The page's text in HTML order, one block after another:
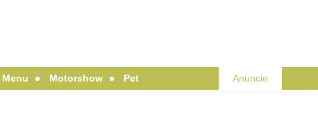
Menu Motorshow Pet Anuncie